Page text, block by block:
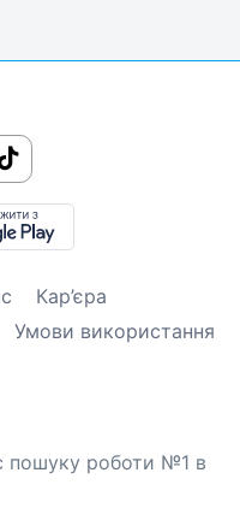
Кар’єра
Умови використання
пошуку роботи №1 в